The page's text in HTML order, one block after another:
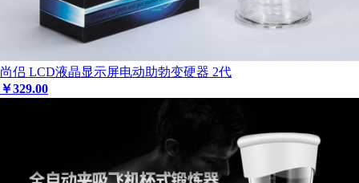
尚侣 LCD液晶显示屏电动助勃变硬器 2代
￥329.00